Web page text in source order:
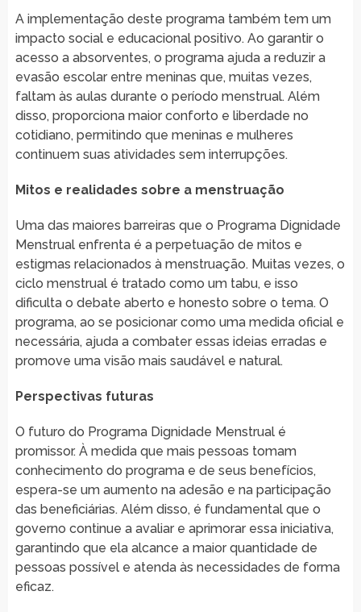
A implementação deste programa também tem um
impacto social e educacional positivo. Ao garantir o
acesso a absorventes, o programa ajuda a reduzir a
evasão escolar entre meninas que, muitas vezes,
faltam às aulas durante o período menstrual. Além
disso, proporciona maior conforto e liberdade no
cotidiano, permitindo que meninas e mulheres
continuem suas atividades sem interrupções.
Mitos e realidades sobre a menstruação
Uma das maiores barreiras que o Programa Dignidade
Menstrual enfrenta é a perpetuação de mitos e
estigmas relacionados à menstruação. Muitas vezes, o
ciclo menstrual é tratado como um tabu, e isso
dificulta o debate aberto e honesto sobre o tema. O
programa, ao se posicionar como uma medida oficial e
necessária, ajuda a combater essas ideias erradas e
promove uma visão mais saudável e natural.
Perspectivas futuras
O futuro do Programa Dignidade Menstrual é
promissor. À medida que mais pessoas tomam
conhecimento do programa e de seus benefícios,
espera-se um aumento na adesão e na participação
das beneficiárias. Além disso, é fundamental que o
governo continue a avaliar e aprimorar essa iniciativa,
garantindo que ela alcance a maior quantidade de
pessoas possível e atenda às necessidades de forma
eficaz.